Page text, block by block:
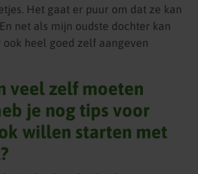
Het gaat er puur om dat ze kan
net als mijn oudste dochter kan
heel goed zelf aangeven
veel zelf moeten
je nog tips voor
willen starten met